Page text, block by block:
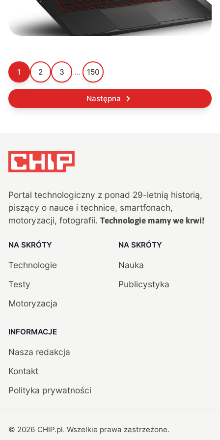
1 2 3 ... 150
Następna
Portal technologiczny z ponad 29-letnią historią,
piszący o nauce i technice, smartfonach,
motoryzacji, fotografii. Technologie mamy we krwi!
NA SKRÓTY
Technologie
Testy
Motoryzacja
NA SKRÓTY
Nauka
Publicystyka
INFORMACJE
Nasza redakcja
Kontakt
Polityka prywatności
© 2026 CHIP.pl. Wszelkie prawa zastrzeżone.